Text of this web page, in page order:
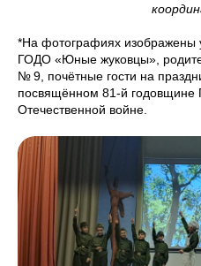
*На фотографиях изображены
ГОДО «Юные жуковцы»,
№ 9, почётные гости на
посвящённом 81-й годовщине
Отечественной войне.